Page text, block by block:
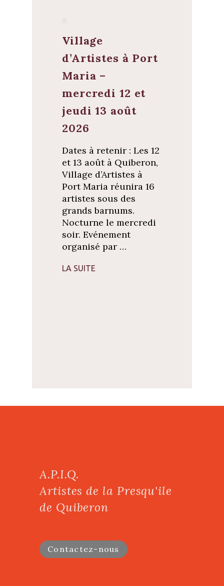
Village
d’Artistes à Port
Maria –
mercredi 12 et
jeudi 13 août
2026
Dates à retenir : Les 12
et 13 août à Quiberon,
Village d’Artistes à
Port Maria réunira 16
artistes sous des
grands barnums.
Nocturne le mercredi
soir. Evénement
organisé par …
LA SUITE
A.P.I.Q.
Artistes de la Presqu'ile
de Quiberon
Contactez-nous